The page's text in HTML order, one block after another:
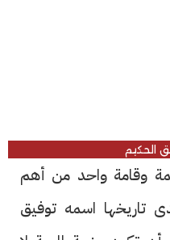
الحكيم
وقامة واحد من أهم
تاريخها اسمه توفيق